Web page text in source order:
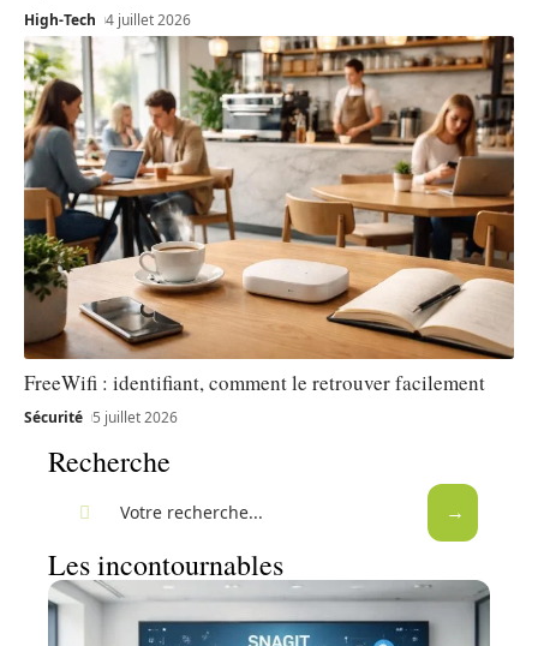
High-Tech 4 juillet 2026
FreeWifi : identifiant, comment le retrouver facilement
Sécurité 5 juillet 2026
Recherche
Les incontournables